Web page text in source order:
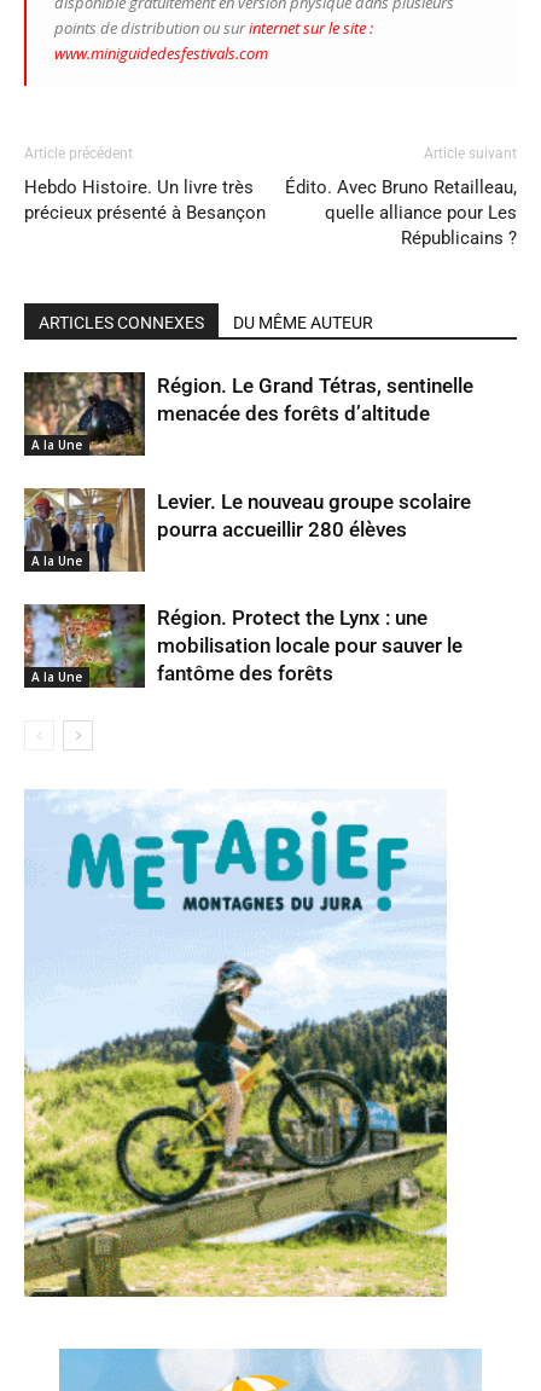
points de distribution ou surinternet sur le site :
www.miniguidedesfestivals.com
Article précédent
Hebdo Histoire. Un livre très
précieux présenté à Besançon
Article suivant
Édito. Avec Bruno Retailleau,
quelle alliance pour Les
Républicains ?
ARTICLES CONNEXES DU MÊME AUTEUR
A la Une
Région. Le Grand Tétras, sentinelle
menacée des forêts d’altitude
A la Une
Levier. Le nouveau groupe scolaire
pourra accueillir 280 élèves
A la Une
Région. Protect the Lynx : une
mobilisation locale pour sauver le
fantôme des forêts